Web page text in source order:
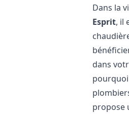
Dans la
Esprit, il
dans
propose